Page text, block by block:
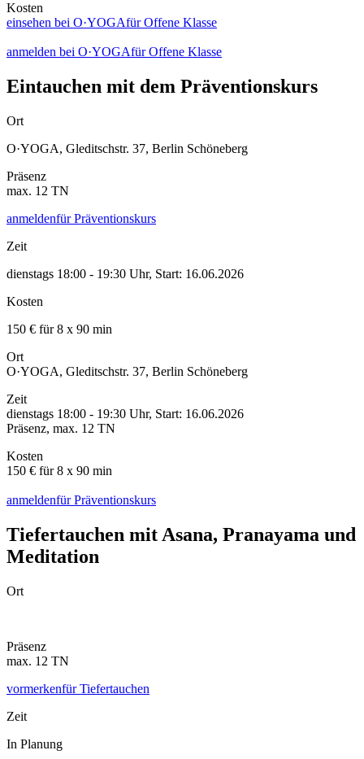
Kosten
einsehen bei O·YOGAfür Offene Klasse
anmelden bei O·YOGAfür Offene Klasse
Eintauchen mit dem Präventionskurs
Ort
O·YOGA, Gleditschstr. 37, Berlin Schöneberg
Präsenz
max. 12 TN
anmeldenfür Präventionskurs
Zeit
dienstags 18:00 - 19:30 Uhr, Start: 16.06.2026
Kosten
150 € für 8 x 90 min
Ort
O·YOGA, Gleditschstr. 37, Berlin Schöneberg
Zeit
dienstags 18:00 - 19:30 Uhr, Start: 16.06.2026
Präsenz, max. 12 TN
Kosten
150 € für 8 x 90 min
anmeldenfür Präventionskurs
Tiefertauchen mit Asana, Pranayama und
Meditation
Ort
Präsenz
max. 12 TN
vormerkenfür Tiefertauchen
Zeit
In Planung